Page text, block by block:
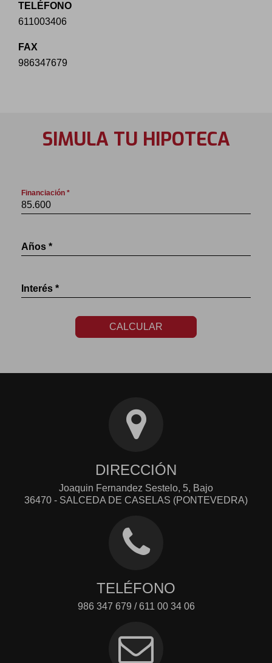
TELÉFONO
611003406
FAX
986347679
SIMULA TU HIPOTECA
Financiación *
Años *
Interés *
CALCULAR
DIRECCIÓN
Joaquin Fernandez Sestelo, 5, Bajo
36470 - SALCEDA DE CASELAS (PONTEVEDRA)
TELÉFONO
986 347 679 / 611 00 34 06